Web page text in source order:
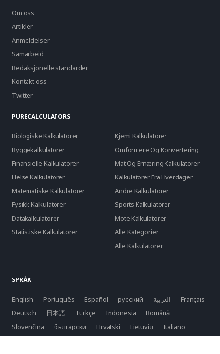
Om oss
Artikler
Anmeldelser
Samarbeid
Redaksjonelle standarder
Kontakt oss
Twitter
PURECALCULATORS
Biologiske Kalkulatorer
Kjemi Kalkulatorer
Byggekalkulatorer
Omformere Og Konvertering
Finansielle Kalkulatorer
Mat Og Ernæring Kalkulatorer
Helse Kalkulatorer
Kalkulatorer Fra Hverdagen
Matematiske Kalkulatorer
Andre Kalkulatorer
Fysikk Kalkulatorer
Sports Kalkulatorer
Datakalkulatorer
Mote Kalkulatorer
Statistiske Kalkulatorer
Alle Kategorier
Alle Kalkulatorer
SPRÅK
English Português Español русский العربية
Français
Deutsch
日本語 Türkçe Indonesia
Română
Slovenčina
български Hrvatski Lietuvių
Italiano